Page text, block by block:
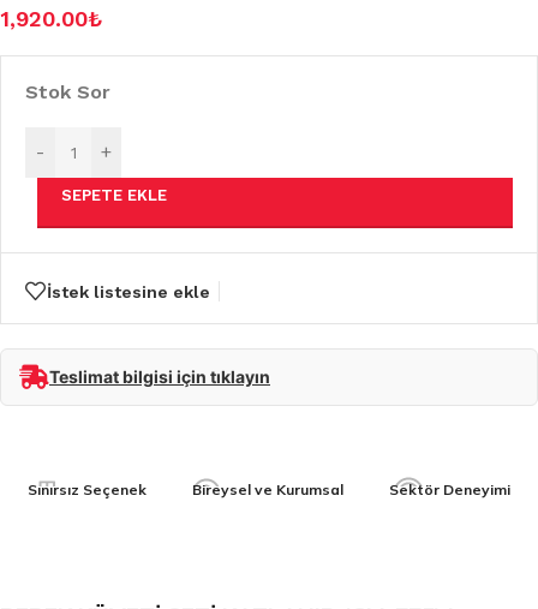
1,920.00₺
Stok Sor
- +
SEPETE EKLE
İstek listesine ekle
Teslimat bilgisi için tıklayın
Sınırsız Seçenek Bireysel ve Kurumsal Sektör Deneyimi